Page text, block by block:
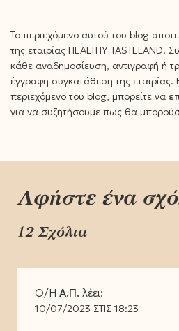
Το περιεχόμενο αυτού του blog
της εταιρίας HEALTHY TASTELAND.
κάθε αναδημοσίευση, αντιγραφή ή
έγγραφη συγκατάθεση της εταιρίας.
περιεχόμενο του blog, μπορείτε να
για να συζητήσουμε πως θα
Αφήστε ένα
12 Σχόλια
Ο/Η Α.Π. λέει:
10/07/2023 ΣΤΙΣ 18:23